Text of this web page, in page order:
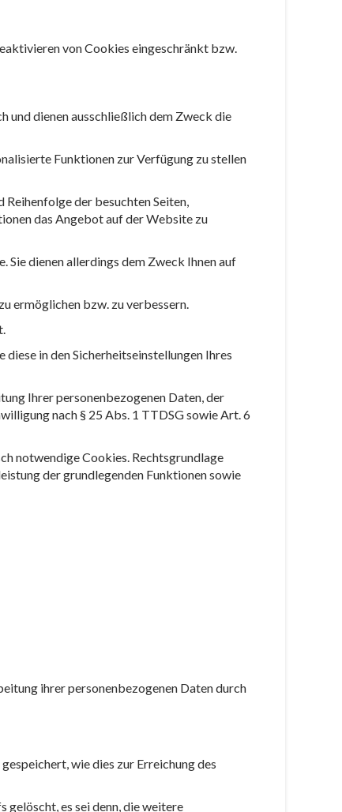
von Cookies eingeschränkt bzw.
und dienen ausschließlich dem Zweck die
Funktionen zur Verfügung zu stellen
der besuchten Seiten,
das Angebot auf der Website zu
dienen allerdings dem Zweck Ihnen auf
ermöglichen bzw. zu verbessern.
in den Sicherheitseinstellungen Ihres
Ihrer personenbezogenen Daten, der
nach § 25 Abs. 1 TTDSG sowie Art. 6
notwendige Cookies. Rechtsgrundlage
der grundlegenden Funktionen sowie
ihrer personenbezogenen Daten durch
wie dies zur Erreichung des
gelöscht, es sei denn, die weitere